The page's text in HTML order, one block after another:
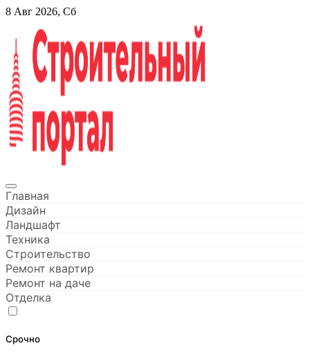
Перейти
содержанию
8 Авг 2026, Сб
Строительный портал
Главная
Дизайн
Ландшафт
Техника
Строительство
Ремонт квартир
Ремонт на даче
Отделка
Срочно